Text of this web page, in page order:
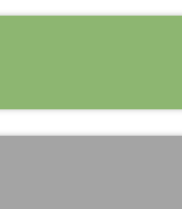
Når du har
Har du nogen